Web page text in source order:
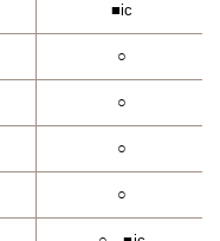
■ic
○
○
○
○